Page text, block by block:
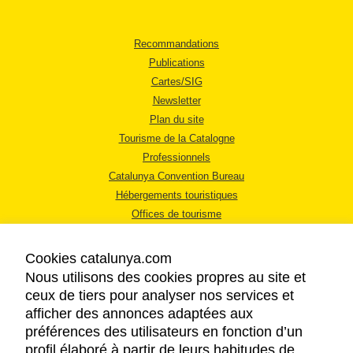
Recommandations
Publications
Cartes/SIG
Newsletter
Plan du site
Tourisme de la Catalogne
Professionnels
Catalunya Convention Bureau
Hébergements touristiques
Offices de tourisme
MENTIONS LÉGALES
RÈGLES DE CONFIDENTIALITÉ
Cookies catalunya.com
Nous utilisons des cookies propres au site et
ceux de tiers pour analyser nos services et
afficher des annonces adaptées aux
préférences des utilisateurs en fonction d’un
profil élaboré à partir de leurs habitudes de